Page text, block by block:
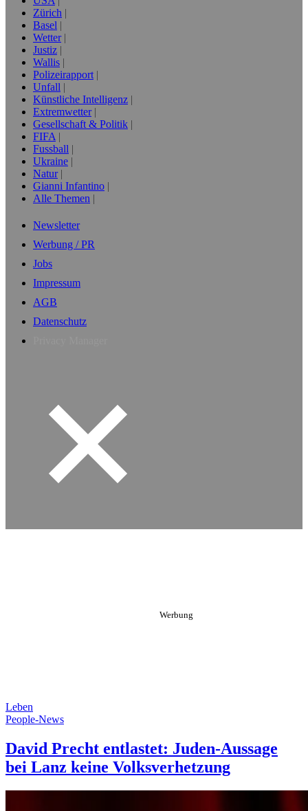
Zürich
Basel
Wetter
Justiz
Wallis
Polizeirapport
Unfall
Künstliche Intelligenz
Extremwetter
Gesellschaft & Politik
FIFA
Fussball
Ukraine
Natur
Gianni Infantino
Alle Themen
Newsletter
Werbung / PR
Jobs
Impressum
AGB
Datenschutz
Leben
People-News
David Precht entlastet: Juden-Aussage
bei Lanz keine Volksverhetzung